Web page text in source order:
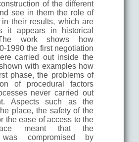
of the different
see in them the role of
their results, which are
it appears in historical
work shows how
1990 the first negotiation
carried out inside the
with examples how
phase, the problems of
of procedural factors
never carried out
Aspects such as the
place, the safety of the
the ease of access to the
meant that the
was compromised by